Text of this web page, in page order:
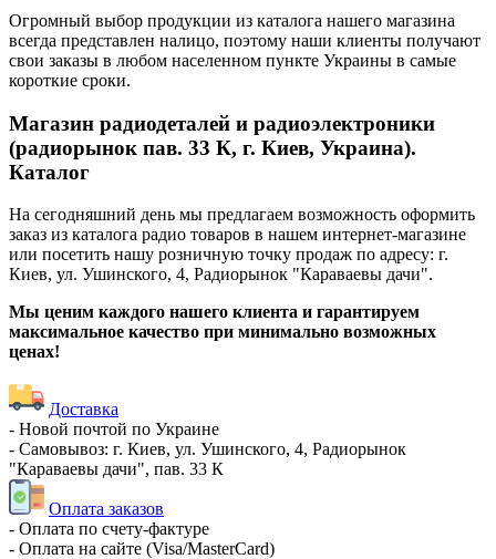
Огромный выбор продукции из каталога нашего магазина
всегда представлен налицо, поэтому наши клиенты получают
свои заказы в любом населенном пункте Украины в самые
короткие сроки.
Магазин радиодеталей и радиоэлектроники
(радиорынок пав. 33 К, г. Киев, Украина).
Каталог
На сегодняшний день мы предлагаем возможность оформить
заказ из каталога радио товаров в нашем интернет-магазине
или посетить нашу розничную точку продаж по адресу: г.
Киев, ул. Ушинского, 4, Радиорынок "Караваевы дачи".
Мы ценим каждого нашего клиента и гарантируем
максимальное качество при минимально возможных
ценах!
Доставка
- Новой почтой по Украине
- Самовывоз: г. Киев, ул. Ушинского, 4, Радиорынок
"Караваевы дачи", пав. 33 К
Оплата заказов
- Оплата по счету-фактуре
- Оплата на сайте (Visa/MasterCard)